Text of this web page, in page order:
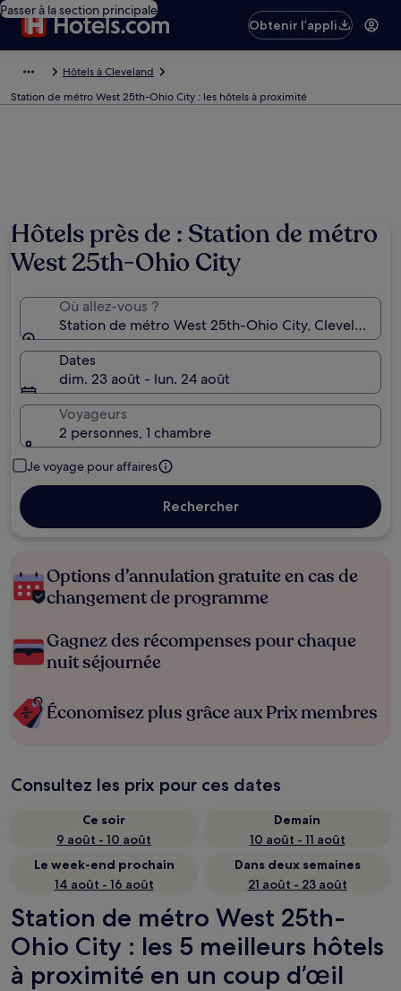
Passer à la section principale
Obtenir l’appli
Hôtels à Cleveland
Station de métro West 25th-Ohio City : les hôtels à proximité
Hôtels près de : Station de métro
West 25th-Ohio City
Où allez-vous ?
Station de métro West 25th-Ohio City, Cleveland,
Dates
dim. 23 août - lun. 24 août
Voyageurs
2 personnes, 1 chambre
Je voyage pour affaires
Rechercher
Options d’annulation gratuite en cas de
changement de programme
Gagnez des récompenses pour chaque
nuit séjournée
Économisez plus grâce aux Prix membres
Consultez les prix pour ces dates
Ce soir
9 août - 10 août
Demain
10 août - 11 août
Le week-end prochain
14 août - 16 août
Dans deux semaines
21 août - 23 août
Station de métro West 25th-
Ohio City : les 5 meilleurs hôtels
à proximité en un coup d’œil